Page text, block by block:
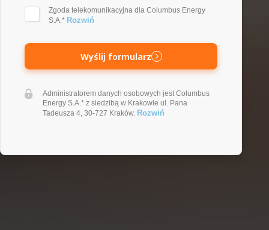
Zgoda telekomunikacyjna dla Columbus Energy
S.A.* Rozwiń
Wyślij formularz
Administratorem danych osobowych jest Columbus
Energy S.A.* z siedzibą w Krakowie ul. Pana
Tadeusza 4, 30-727 Kraków. Rozwiń